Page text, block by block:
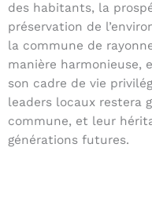
des habitants, la
préservation de
la commune de
manière harmonieuse,
son cadre de vie
leaders locaux restera
commune, et leur
générations futures.